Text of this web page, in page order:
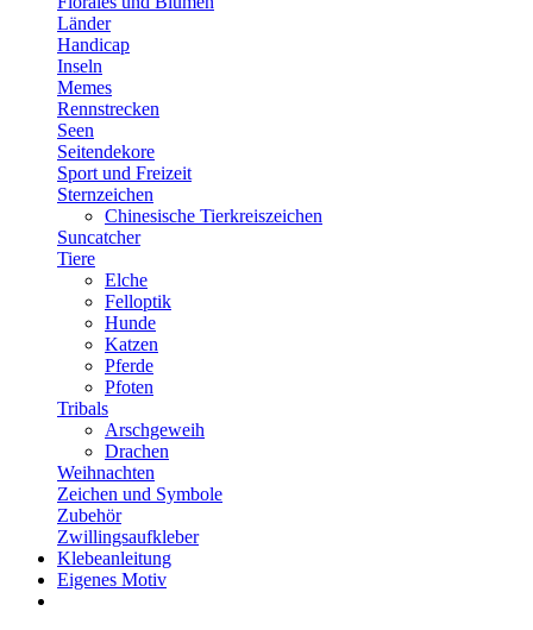
Länder
Handicap
Inseln
Memes
Rennstrecken
Seen
Seitendekore
Sport und Freizeit
Sternzeichen
Chinesische Tierkreiszeichen
Suncatcher
Tiere
Elche
Felloptik
Hunde
Katzen
Pferde
Pfoten
Tribals
Arschgeweih
Drachen
Weihnachten
Zeichen und Symbole
Zubehör
Zwillingsaufkleber
Klebeanleitung
Eigenes Motiv